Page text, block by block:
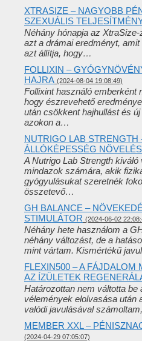
XTRASIZE – NAGYOBB
SZEXUÁLIS
Néhány hónapja az
azt a drámai eredményt,
azt állítja, hogy…
FOLLIXIN –
HAJRA (2024-08-04 19:08:49)
Follixint használó emberként
hogy észrevehető
után csökkent hajhullást és
azokon a…
NUTRIGO LAB STRENGTH
ÁLLÓKÉPESSÉG
A Nutrigo Lab Strength
mindazok számára, akik
gyógyulásukat szeretnék
összetevő…
GH BALANCE –
STIMULÁTOR (2024-06-02
Néhány hete használom a
néhány változást, de a
mint vártam. Kismértékű
FLEXIN500 – A FÁJDALOM
AZ ÍZÜLETEK
Határozottan nem váltotta
vélemények elolvasása után
valódi javulásával
MEMBER XXL –
(2024-04-29 07:05:07)